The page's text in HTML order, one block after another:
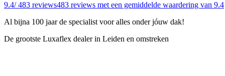
9.4/ 483 reviews483 reviews met een gemiddelde waardering van 9.4
Al bijna 100 jaar de specialist voor alles onder jóuw dak!
De grootste Luxaflex dealer in Leiden en omstreken